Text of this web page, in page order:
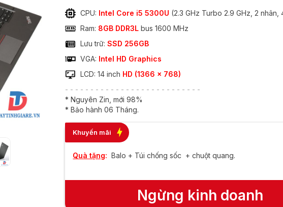
CPU: Intel Core i5 5300U (2.3 GHz Turbo 2.9 GHz, 2 nhân,
Ram: 8GB DDR3L bus 1600 MHz
Lưu trữ:SSD 256GB
VGA: Intel HD Graphics
LCD: 14 inch HD (1366 x 768)
- - - - - - - - - - - - - - - - - - - - - - - - - - -
* Nguyên Zin, mới 98%
* Bảo hành 06 Tháng.
Khuyến mãi
Quà tặng: Balo + Túi chống sốc + chuột quang.
Ngừng kinh doanh
Lenovo ThinkPad T450s i5 5300U |
Intel HD Graphics | 8GB | 256GB |
14inch HD